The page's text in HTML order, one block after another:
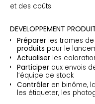
et des coûts.
DEVELOPPEMENT
Préparer les trames
produits pour le
Actualiser les
Participer aux envois
l’équipe de stock
Contrôler en binôme,
les étiqueter, les